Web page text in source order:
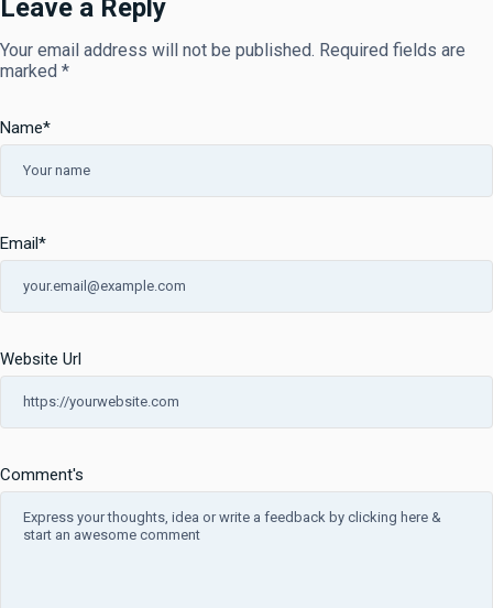
Leave a Reply
Your email address will not be published. Required fields are
marked *
Comment's
Name*
Email *
Website Url